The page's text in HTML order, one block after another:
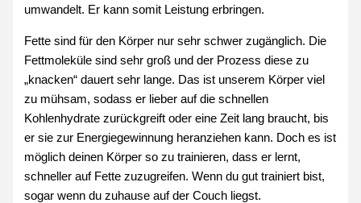
umwandelt. Er kann somit Leistung erbringen.
Fette sind für den Körper nur sehr schwer zugänglich. Die
Fettmoleküle sind sehr groß und der Prozess diese zu
„knacken“ dauert sehr lange. Das ist unserem Körper viel
zu mühsam, sodass er lieber auf die schnellen
Kohlenhydrate zurückgreift oder eine Zeit lang braucht, bis
er sie zur Energiegewinnung heranziehen kann. Doch es ist
möglich deinen Körper so zu trainieren, dass er lernt,
schneller auf Fette zuzugreifen. Wenn du gut trainiert bist,
sogar wenn du zuhause auf der Couch liegst.